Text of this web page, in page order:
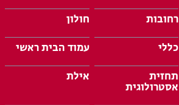
רחובות
חולון
כללי
עמוד הבית ראשי
תחזית
אסטרולוגית
אילת